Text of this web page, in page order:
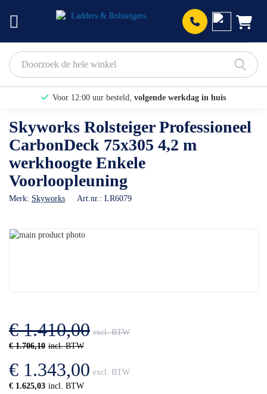
Voor 12:00 uur besteld, volgende werkdag in huis
Bekijk hier onze Actiepagina
Binnen 1 dag een gratis offerte
Skyworks Rolsteiger Professioneel
CarbonDeck 75x305 4,2 m
werkhoogte Enkele
Voorloopleuning
Merk: Skyworks Art.nr.: LR6079
Ga
gallerij
€ 1.706,10
€ 1.410,00
€ 1.625,03
€ 1.343,00